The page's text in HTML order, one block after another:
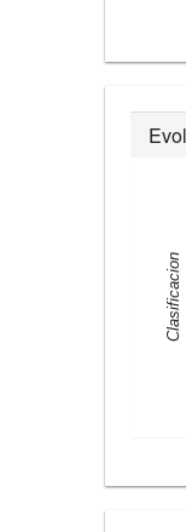
Clasificacion